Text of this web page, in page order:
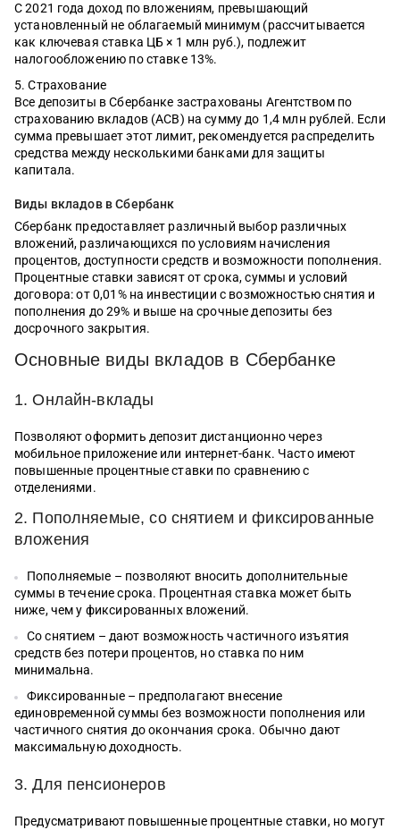
С 2021 года доход по вложениям, превышающий
установленный не облагаемый минимум (рассчитывается
как ключевая ставка ЦБ × 1 млн руб.), подлежит
налогообложению по ставке 13%.
Страхование
Все депозиты в Сбербанке застрахованы Агентством по
страхованию вкладов (АСВ) на сумму до 1,4 млн рублей. Если
сумма превышает этот лимит, рекомендуется распределить
средства между несколькими банками для защиты
капитала.
Виды вкладов в Сбербанк
Сбербанк предоставляет различный выбор различных
вложений, различающихся по условиям начисления
процентов, доступности средств и возможности пополнения.
Процентные ставки зависят от срока, суммы и условий
договора: от 0,01% на инвестиции с возможностью снятия и
пополнения до 29% и выше на срочные депозиты без
досрочного закрытия.
Основные виды вкладов в Сбербанке
1. Онлайн-вклады
Позволяют оформить депозит дистанционно через
мобильное приложение или интернет-банк. Часто имеют
повышенные процентные ставки по сравнению с
отделениями.
2. Пополняемые, со снятием и фиксированные
вложения
Пополняемые – позволяют вносить дополнительные
суммы в течение срока. Процентная ставка может быть
ниже, чем у фиксированных вложений.
Со снятием – дают возможность частичного изъятия
средств без потери процентов, но ставка по ним
минимальна.
Фиксированные – предполагают внесение
единовременной суммы без возможности пополнения или
частичного снятия до окончания срока. Обычно дают
максимальную доходность.
3. Для пенсионеров
Предусматривают повышенные процентные ставки, но могут